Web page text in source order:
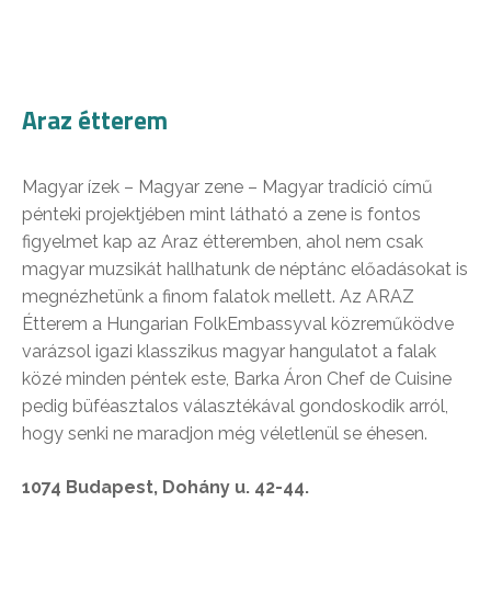
Araz étterem
Magyar ízek – Magyar zene – Magyar tradíció című
pénteki projektjében mint látható a zene is fontos
figyelmet kap az Araz étteremben, ahol nem csak
magyar muzsikát hallhatunk de néptánc előadásokat is
megnézhetünk a finom falatok mellett. Az ARAZ
Étterem a Hungarian FolkEmbassyval közreműködve
varázsol igazi klasszikus magyar hangulatot a falak
közé minden péntek este, Barka Áron Chef de Cuisine
pedig büféasztalos választékával gondoskodik arról,
hogy senki ne maradjon még véletlenül se éhesen.
1074 Budapest, Dohány u. 42-44.